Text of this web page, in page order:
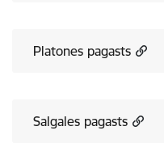
Platones pagasts
Salgales pagasts